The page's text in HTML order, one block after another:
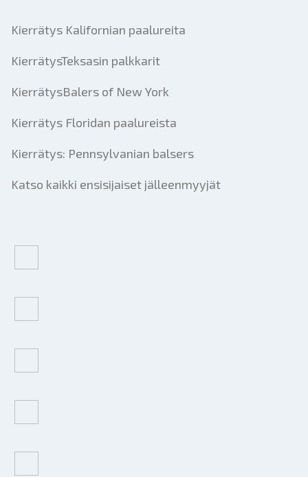
Kierrätys Kalifornian paalureita
KierrätysTeksasin palkkarit
KierrätysBalers of New York
Kierrätys Floridan paalureista
Kierrätys: Pennsylvanian balsers
Katso kaikki ensisijaiset jälleenmyyjät